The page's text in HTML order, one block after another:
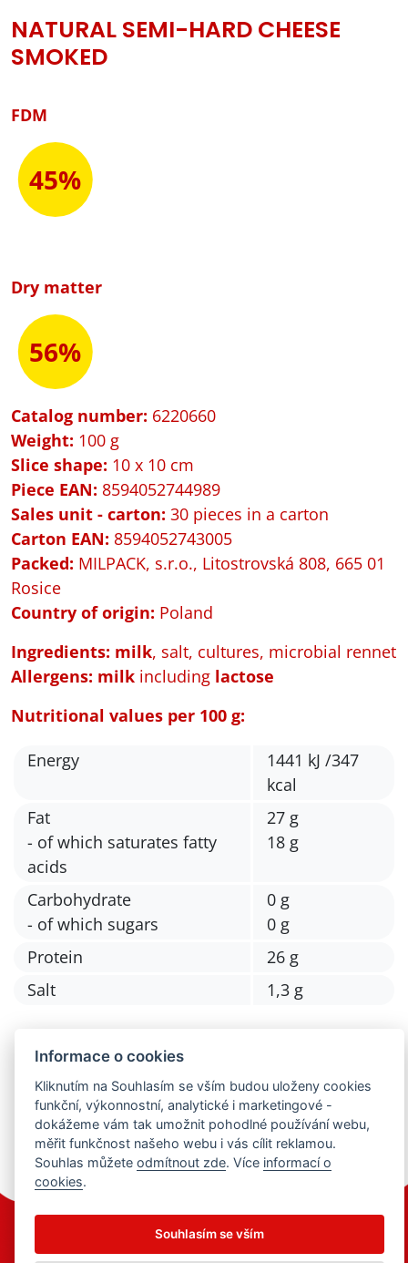
NATURAL SEMI-HARD CHEESE
SMOKED
FDM
45%
Dry matter
56%
Catalog number: 6220660
Weight: 100 g
Slice shape​: 10 x 10 cm
Piece EAN: 8594052744989
Sales unit - carton: 30 pieces in a carton
Carton EAN: 8594052743005
Packed: MILPACK, s.r.o., Litostrovská 808, 665 01
Rosice
Country of origin: Poland
Ingredients: milk, salt, cultures, microbial rennet
Allergens: milk including lactose
Nutritional values per 100 g:
Energy
1441 kJ /347
kcal
Fat
- of which saturates fatty
acids
27 g
18 g
Carbohydrate
- of which sugars
0 g
0 g
Protein
26 g
Salt
1,3 g
Back to Portfolio
© 2021 Milkpol. All rights reserved.
Informace o cookies
Kliknutím na Souhlasím se vším budou uloženy cookies
funkční, výkonnostní, analytické i marketingové -
dokážeme vám tak umožnit pohodlné používání webu,
měřit funkčnost našeho webu i vás cílit reklamou.
Souhlas můžeteodmítnout zde. Více informací o
cookies.
Souhlasím se vším